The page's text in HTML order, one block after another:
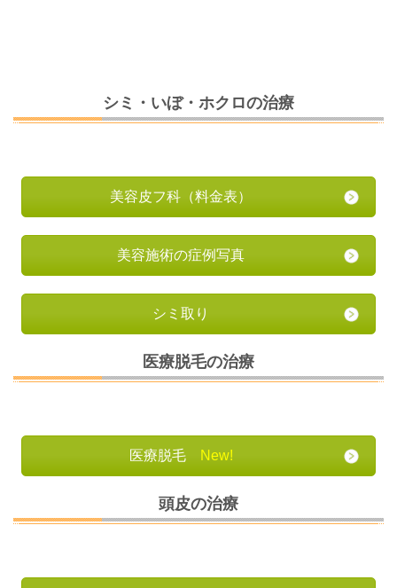
シミ・いぼ・ホクロの治療
美容皮フ科 （料金表）
美容施術の症例写真
シミ取り
医療脱毛の治療
医療脱毛 New!
頭皮の治療